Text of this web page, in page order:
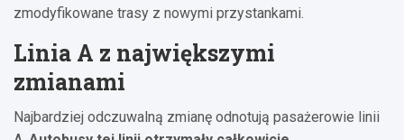
zmodyfikowane trasy z nowymi przystankami.
Linia A z największymi
zmianami
Najbardziej odczuwalną zmianę odnotują pasażerowie linii